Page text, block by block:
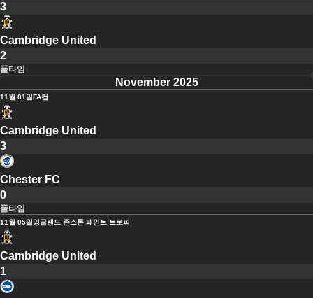
3
Cambridge United
2
풀타임
November 2025
11월 01일FA컵
Cambridge United
3
Chester FC
0
풀타임
11월 05일 잉글랜드 존스톤 패인트 트로피
Cambridge United
1